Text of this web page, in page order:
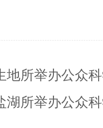
地所举办公众
湖所举办公众